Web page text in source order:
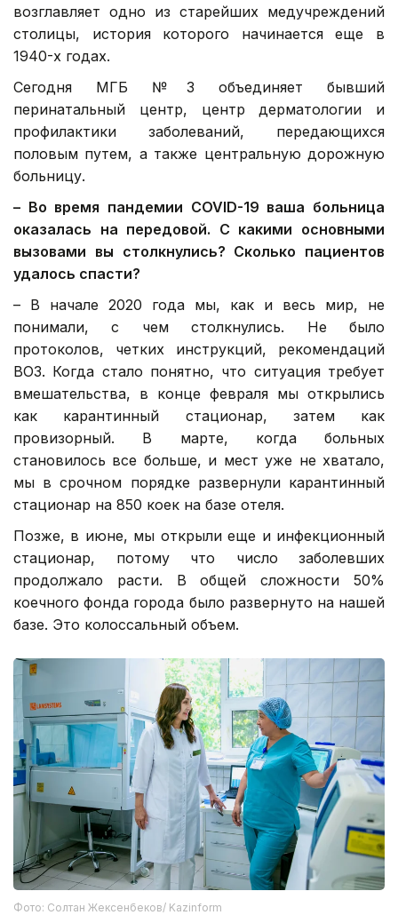
возглавляет одно из старейших медучреждений
столицы, история которого начинается еще в
1940-х годах.
Сегодня МГБ №3 объединяет бывший
перинатальный центр, центр дерматологии и
профилактики заболеваний, передающихся
половым путем, а также центральную дорожную
больницу.
– Во время пандемии COVID-19 ваша больница
оказалась на передовой. С какими основными
вызовами вы столкнулись? Сколько пациентов
удалось спасти?
– В начале 2020 года мы, как и весь мир, не
понимали, с чем столкнулись. Не было
протоколов, четких инструкций, рекомендаций
ВОЗ. Когда стало понятно, что ситуация требует
вмешательства, в конце февраля мы открылись
как карантинный стационар, затем как
провизорный. В марте, когда больных
становилось все больше, и мест уже не хватало,
мы в срочном порядке развернули карантинный
стационар на 850 коек на базе отеля.
Позже, в июне, мы открыли еще и инфекционный
стационар, потому что число заболевших
продолжало расти. В общей сложности 50%
коечного фонда города было развернуто на нашей
базе. Это колоссальный объем.
Фото: Солтан Жексенбеков/ Kazinform